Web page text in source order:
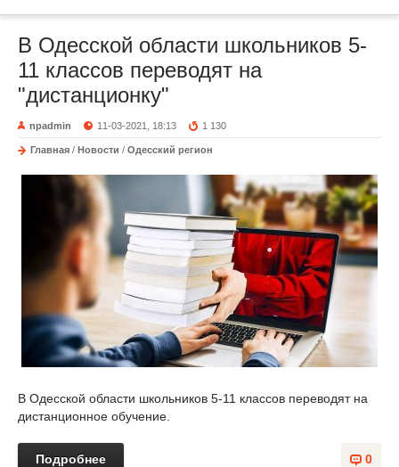
В Одесской области школьников 5-
11 классов переводят на
"дистанционку"
npadmin 11-03-2021, 18:13 1 130
Главная / Новости / Одесский регион
В Одесской области школьников 5-11 классов переводят на
дистанционное обучение.
0
Подробнее